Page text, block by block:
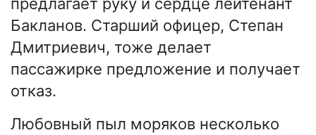
Бакланов. Старший офицер, Степан
Дмитриевич, тоже делает
пассажирке предложение и получает
отказ.
Любовный пыл моряков несколько